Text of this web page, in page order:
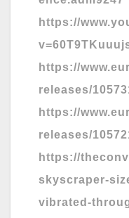
https://
https://
releases/
https://
releases/
https://
skyscraper-
vibrated-